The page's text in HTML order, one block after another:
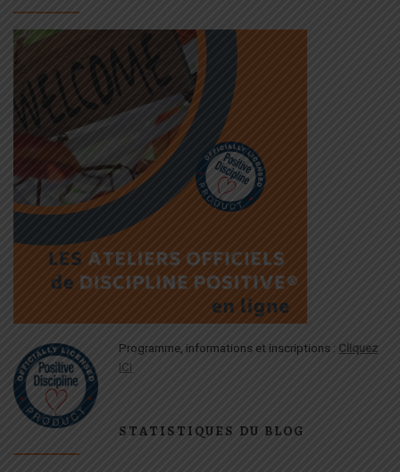
Programme, informations et inscriptions : Cliquez
ICI
STATISTIQUES DU BLOG